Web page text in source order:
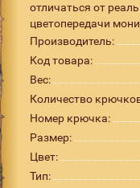
отличаться от
цветопередачи
Производитель:
Код товара:
Вес:
Количество
Номер крючка:
Размер:
Цвет:
Тип: